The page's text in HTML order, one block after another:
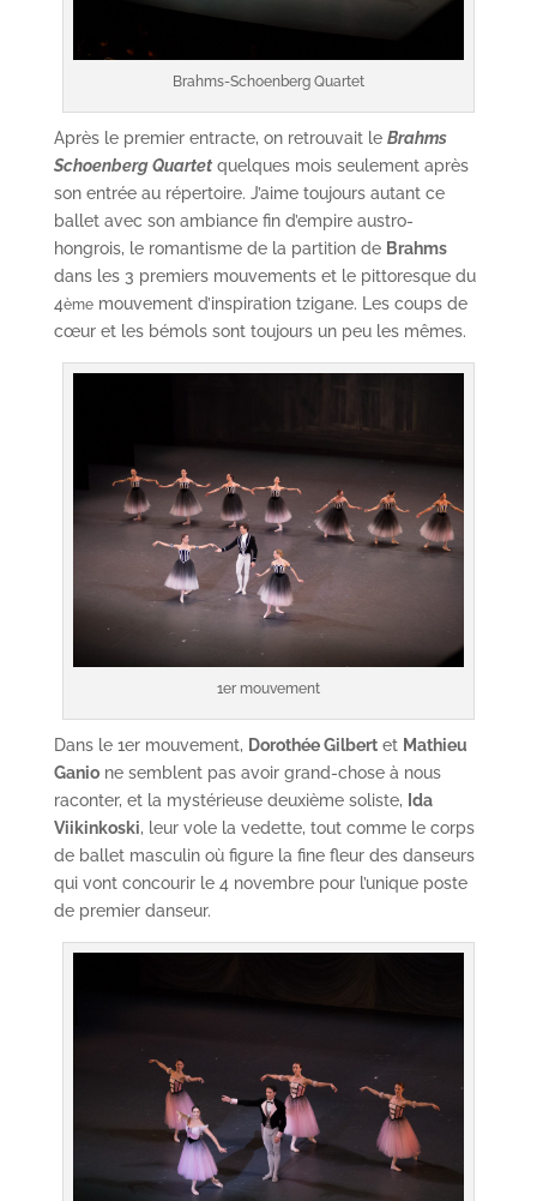
Brahms-Schoenberg Quartet
Après le premier entracte, on retrouvait le Brahms
Schoenberg Quartetquelques mois seulement après
son entrée au répertoire. J’aime toujours autant ce
ballet avec son ambiance fin d’empire austro-
hongrois, le romantisme de la partition de Brahms
dans les 3 premiers mouvements et le pittoresque du
4èmemouvement d’inspiration tzigane. Les coups de
cœur et les bémols sont toujours un peu les mêmes.
1er mouvement
Dans le 1er mouvement, Dorothée Gilbertet Mathieu
Ganione semblent pas avoir grand-chose à nous
raconter, et la mystérieuse deuxième soliste, Ida
Viikinkoski, leur vole la vedette, tout comme le corps
de ballet masculin où figure la fine fleur des danseurs
qui vont concourir le 4 novembre pour l’unique poste
de premier danseur.